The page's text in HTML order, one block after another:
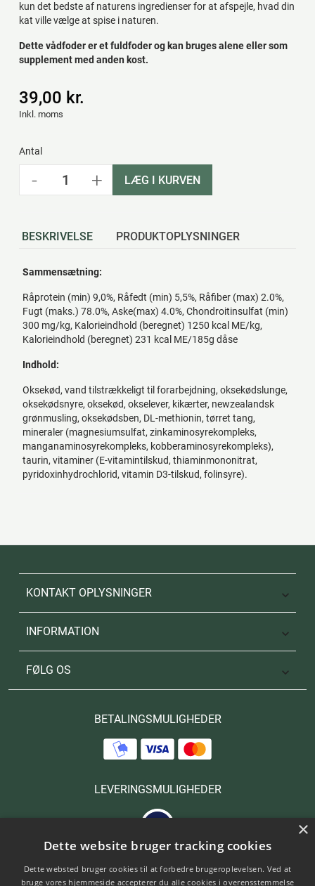
kun det bedste af naturens ingredienser for at afspejle, hvad din
kat ville vælge at spise i naturen.
Dette vådfoder er et fuldfoder og kan bruges alene eller som
supplement med anden kost.
39,00 kr.
Inkl. moms
Antal
- + LÆG I KURVEN
BESKRIVELSE PRODUKTOPLYSNINGER
Sammensætning:
Råprotein (min) 9,0%, Råfedt (min) 5,5%, Råfiber (max) 2.0%,
Fugt (maks.) 78.0%, Aske(max) 4.0%, Chondroitinsulfat (min)
300 mg/kg, Kalorieindhold (beregnet) 1250 kcal ME/kg,
Kalorieindhold (beregnet) 231 kcal ME/185g dåse
Indhold:
Oksekød, vand tilstrækkeligt til forarbejdning, oksekødslunge,
oksekødsnyre, oksekød, okselever, kikærter, newzealandsk
grønmusling, oksekødsben, DL-methionin, tørret tang,
mineraler (magnesiumsulfat, zinkaminosyrekompleks,
manganaminosyrekompleks, kobberaminosyrekompleks),
taurin, vitaminer (E-vitamintilskud, thiaminmononitrat,
pyridoxinhydrochlorid, vitamin D3-tilskud, folinsyre).
KONTAKT OPLYSNINGER 
INFORMATION 
FØLG OS 
BETALINGSMULIGHEDER
LEVERINGSMULIGHEDER
Dette website bruger tracking cookies
Dette websted bruger cookies til at forbedre brugeroplevelsen. Ved at
bruge vores hjemmeside accepterer du alle cookies i overensstemmelse
×